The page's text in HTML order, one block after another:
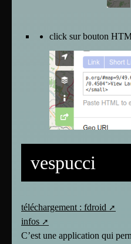
click sur bouton
vespucci
téléchargement : fdroid
infos
C’est une application qui